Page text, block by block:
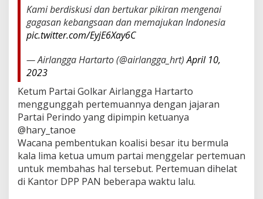
Kami berdiskusi dan bertukar pikiran mengenai
gagasan kebangsaan dan memajukan Indonesia
pic.twitter.com/EyjE6Xay6C
— Airlangga Hartarto (@airlangga_hrt)April 10,
2023
Ketum Partai Golkar Airlangga Hartarto
menggunggah pertemuannya dengan jajaran
Partai Perindo yang dipimpin ketuanya
@hary_tanoe
Wacana pembentukan koalisi besar itu bermula
kala lima ketua umum partai menggelar pertemuan
untuk membahas hal tersebut. Pertemuan dihelat
di Kantor DPP PAN beberapa waktu lalu.